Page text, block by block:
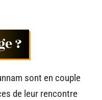
?
sont en couple
de leur rencontre